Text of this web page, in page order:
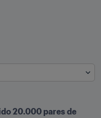
20.000 pares de